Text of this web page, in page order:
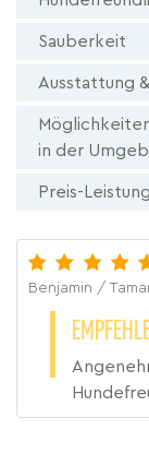
Sauberkeit
Ausstattung
in der
Preis-
Benjamin /